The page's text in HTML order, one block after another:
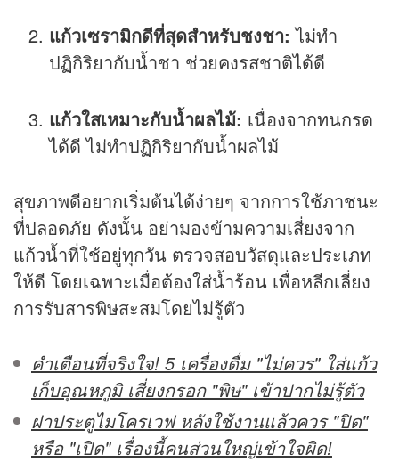
แก้วเซรามิกดีที่สุดสำหรับชงชา: ไม่ทำ
ปฏิกิริยากับน้ำชา ช่วยคงรสชาติได้ดี
แก้วใสเหมาะกับน้ำผลไม้: เนื่องจากทนกรด
ได้ดี ไม่ทำปฏิกิริยากับน้ำผลไม้
สุขภาพดีอยากเริ่มต้นได้ง่ายๆ จากการใช้ภาชนะ
ที่ปลอดภัย ดังนั้น อย่ามองข้ามความเสี่ยงจาก
แก้วน้ำที่ใช้อยู่ทุกวัน ตรวจสอบวัสดุและประเภท
ให้ดี โดยเฉพาะเมื่อต้องใส่น้ำร้อน เพื่อหลีกเลี่ยง
การรับสารพิษสะสมโดยไม่รู้ตัว
คำเตือนที่จริงใจ! 5 เครื่องดื่ม "ไม่ควร" ใส่แก้ว
เก็บอุณหภูมิ เสี่ยงกรอก "พิษ" เข้าปากไม่รู้ตัว
ฝาประตูไมโครเวฟ หลังใช้งานแล้วควร "ปิด"
หรือ "เปิด" เรื่องนี้คนส่วนใหญ่เข้าใจผิด!